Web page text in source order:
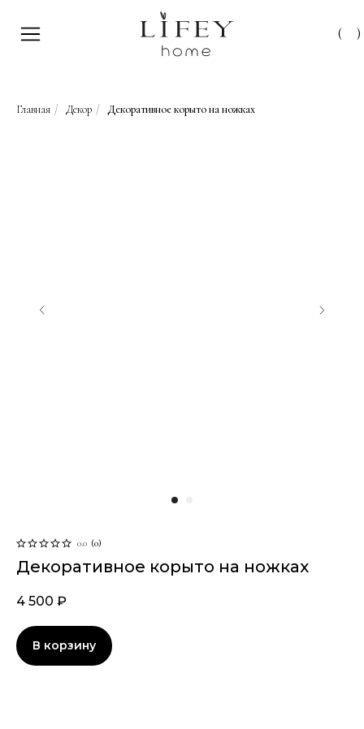
( )
Главная / Декор / Декоративное корыто на ножках
0.0 (0)
Декоративное корыто на ножках
4 500 ₽
В корзину